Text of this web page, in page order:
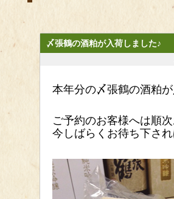
〆張鶴の酒粕が入荷しました♪
本年分の〆張鶴の酒粕
ご予約のお客様へは順
今しばらくお待ち下さ